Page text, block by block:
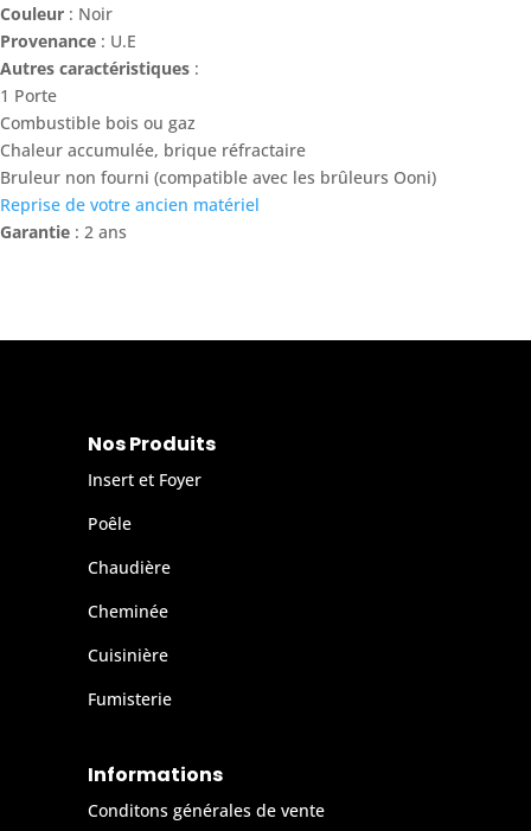
Couleur : Noir
Provenance : U.E
Autres caractéristiques :
1 Porte
Combustible bois ou gaz
Chaleur accumulée, brique réfractaire
Bruleur non fourni (compatible avec les brûleurs Ooni)
Reprise de votre ancien matériel
Garantie : 2 ans
Nos Produits
Insert et Foyer
Poêle
Chaudière
Cheminée
Cuisinière
Fumisterie
Informations
Conditons générales de vente